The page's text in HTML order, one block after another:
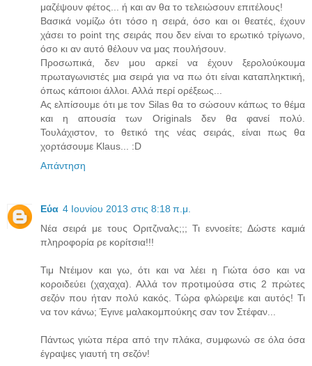
μαζέψουν φέτος... ή και αν θα το τελειώσουν επιτέλους!
Βασικά νομίζω ότι τόσο η σειρά, όσο και οι θεατές, έχουν
χάσει το point της σειράς που δεν είναι το ερωτικό τρίγωνο,
όσο κι αν αυτό θέλουν να μας πουλήσουν.
Προσωπικά, δεν μου αρκεί να έχουν ξερολούκουμα
πρωταγωνιστές μια σειρά για να πω ότι είναι καταπληκτική,
όπως κάποιοι άλλοι. Αλλά περί ορέξεως...
Ας ελπίσουμε ότι με τον Silas θα το σώσουν κάπως το θέμα
και η απουσία των Originals δεν θα φανεί πολύ.
Τουλάχιστον, το θετικό της νέας σειράς, είναι πως θα
χορτάσουμε Klaus... :D
Απάντηση
Εύα 4 Ιουνίου 2013 στις 8:18 π.μ.
Νέα σειρά με τους Οριτζιναλς;;; Τι εννοείτε; Δώστε καμιά
πληροφορία ρε κορίτσια!!!
Τιμ Ντέιμον και γω, ότι και να λέει η Γιώτα όσο και να
κοροιδεύει (χαχαχα). Αλλά τον προτιμούσα στις 2 πρώτες
σεζόν που ήταν πολύ κακός. Τώρα φλώρεψε και αυτός! Τι
να τον κάνω; Έγινε μαλακομπούκης σαν τον Στέφαν...
Πάντως γιώτα πέρα από την πλάκα, συμφωνώ σε όλα όσα
έγραψες γιαυτή τη σεζόν!